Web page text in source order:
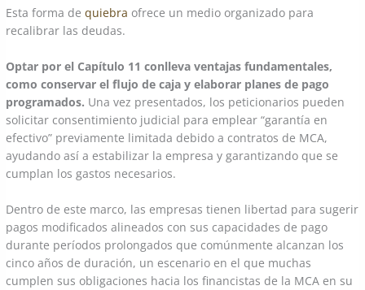
Esta forma de quiebra ofrece un medio organizado para
recalibrar las deudas.
Optar por el Capítulo 11 conlleva ventajas fundamentales,
como conservar el flujo de caja y elaborar planes de pago
programados. Una vez presentados, los peticionarios pueden
solicitar consentimiento judicial para emplear “garantía en
efectivo” previamente limitada debido a contratos de MCA,
ayudando así a estabilizar la empresa y garantizando que se
cumplan los gastos necesarios.
Dentro de este marco, las empresas tienen libertad para sugerir
pagos modificados alineados con sus capacidades de pago
durante períodos prolongados que comúnmente alcanzan los
cinco años de duración, un escenario en el que muchas
cumplen sus obligaciones hacia los financistas de la MCA en su